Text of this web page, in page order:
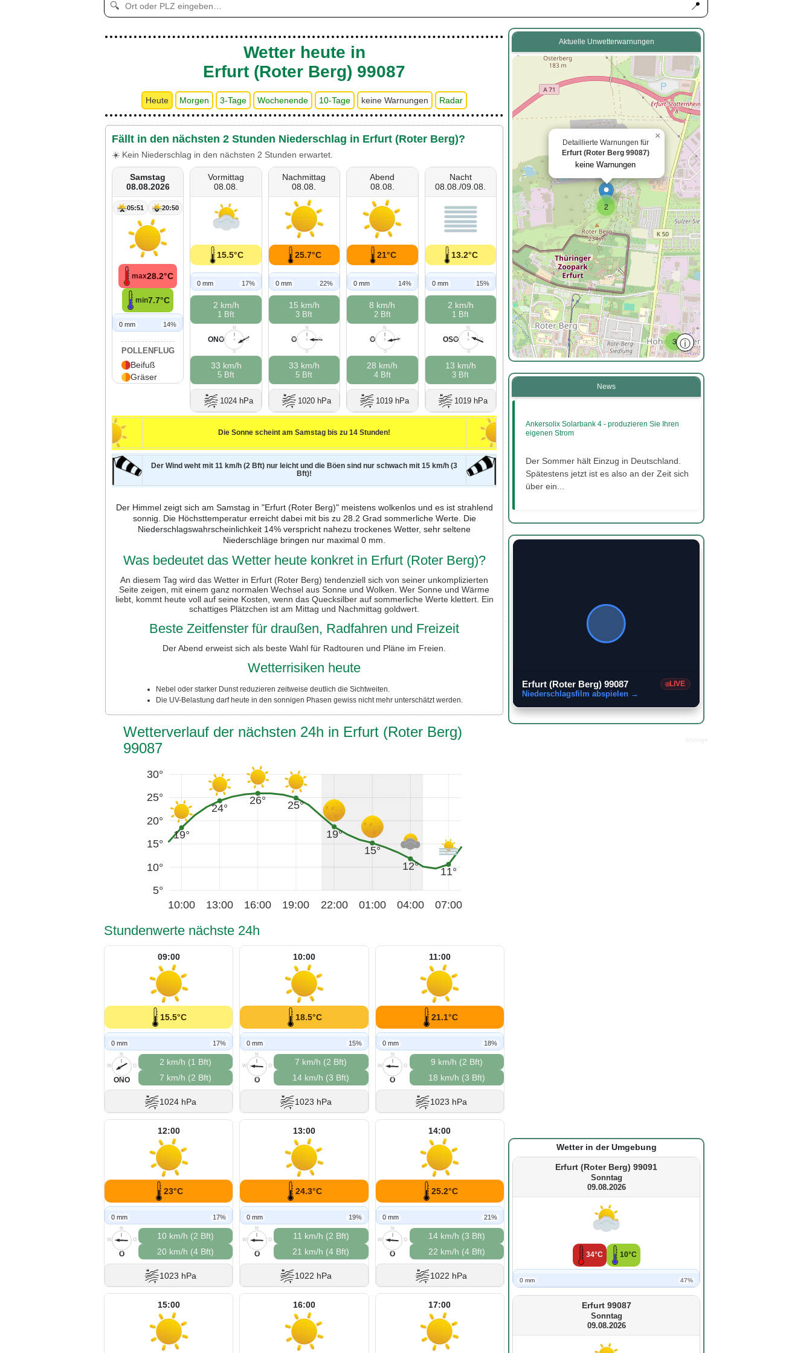
🔍 📍
Wetter heute in
Erfurt (Roter Berg) 99087
Heute Morgen 3-Tage Wochenende 10-Tage keine Warnungen Radar
Fällt in den nächsten 2 Stunden Niederschlag in Erfurt (Roter Berg)?
☀️ Kein Niederschlag in den nächsten 2 Stunden erwartet.
Samstag
08.08.2026
05:51 20:50
max28.2°C
min7.7°C
0 mm 14%
POLLENFLUG
Beifuß
Gräser
Vormittag
08.08.
15.5°C
0 mm 17%
2 km/h
1 Bft
N
O
S
W
ONO
33 km/h
5 Bft
1024 hPa
Nachmittag
08.08.
25.7°C
0 mm 22%
15 km/h
3 Bft
N
O
S
W
O
33 km/h
5 Bft
1020 hPa
Abend
08.08.
21°C
0 mm 14%
8 km/h
2 Bft
N
O
S
W
O
28 km/h
4 Bft
1019 hPa
Nacht
08.08./09.08.
13.2°C
0 mm 15%
2 km/h
1 Bft
N
O
S
W
OSO
13 km/h
3 Bft
1019 hPa
Die Sonne scheint am Samstag bis zu 14 Stunden!
Der Wind weht mit 11 km/h (2 Bft) nur leicht und die Böen sind nur schwach mit 15 km/h (3
Bft)!
Der Himmel zeigt sich am Samstag in "Erfurt (Roter Berg)" meistens wolkenlos und es ist strahlend
sonnig. Die Höchsttemperatur erreicht dabei mit bis zu 28.2 Grad sommerliche Werte. Die
Niederschlagswahrscheinlichkeit 14% verspricht nahezu trockenes Wetter, sehr seltene
Niederschläge bringen nur maximal 0 mm.
Was bedeutet das Wetter heute konkret in Erfurt (Roter Berg)?
An diesem Tag wird das Wetter in Erfurt (Roter Berg) tendenziell sich von seiner unkomplizierten
Seite zeigen, mit einem ganz normalen Wechsel aus Sonne und Wolken. Wer Sonne und Wärme
liebt, kommt heute voll auf seine Kosten, wenn das Quecksilber auf sommerliche Werte klettert. Ein
schattiges Plätzchen ist am Mittag und Nachmittag goldwert.
Beste Zeitfenster für draußen, Radfahren und Freizeit
Der Abend erweist sich als beste Wahl für Radtouren und Pläne im Freien.
Wetterrisiken heute
Nebel oder starker Dunst reduzieren zeitweise deutlich die Sichtweiten.
Die UV-Belastung darf heute in den sonnigen Phasen gewiss nicht mehr unterschätzt werden.
Wetterverlauf der nächsten 24h in Erfurt (Roter Berg)
99087
5°
10°
15°
20°
25°
30°
19°
24°
26° 25°
19°
15°
12°
11°
10:00 13:00 16:00 19:00 22:00 01:00 04:00 07:00
Stundenwerte nächste 24h
09:00
15.5°C
0 mm 17%
N
O
S
W
ONO
2 km/h (1 Bft)
7 km/h (2 Bft)
1024 hPa
10:00
18.5°C
0 mm 15%
N
O
S
W
O
7 km/h (2 Bft)
14 km/h (3 Bft)
1023 hPa
11:00
21.1°C
0 mm 18%
N
O
S
W
O
9 km/h (2 Bft)
18 km/h (3 Bft)
1023 hPa
12:00
23°C
0 mm 17%
N
O
S
W
O
10 km/h (2 Bft)
20 km/h (4 Bft)
1023 hPa
13:00
24.3°C
0 mm 19%
N
O
S
W
O
11 km/h (2 Bft)
21 km/h (4 Bft)
1022 hPa
14:00
25.2°C
0 mm 21%
N
O
S
W
O
14 km/h (3 Bft)
22 km/h (4 Bft)
1022 hPa
15:00 16:00 17:00
Aktuelle Unwetterwarnungen
2
3
3
Detaillierte Warnungen für
Erfurt (Roter Berg 99087)
keine Warnungen
×
ⓘ
News
Ankersolix Solarbank 4 - produzieren Sie Ihren
eigenen Strom
Der Sommer hält Einzug in Deutschland.
Spätestens jetzt ist es also an der Zeit sich
über ein...
Erfurt (Roter Berg) 99087 LIVE
Niederschlagsfilm abspielen →
Wetter in der Umgebung
Erfurt (Roter Berg) 99091
Sonntag
09.08.2026
34°C 10°C
0 mm 47%
Erfurt 99087
Sonntag
09.08.2026